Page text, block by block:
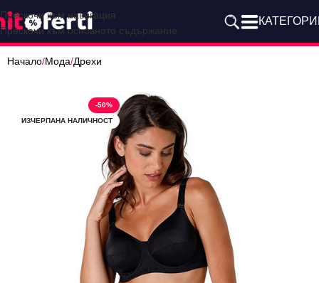
Прескочи към навигация
Прескочи към основното съдържание
Начало/Мода/Дрехи
-50%
ИЗЧЕРПАНА НАЛИЧНОСТ